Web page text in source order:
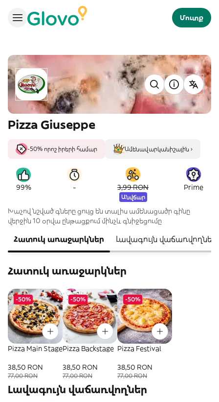
Մուտք
Pizza Giuseppe
-50% որոշ իրերի համար Ամենավարկանիշային ›
99% - 3,99 RON
Անվճար
Prime
Խաչով նշված գները ցույց են տալիս ամենացածր գինը
վերջին 10 օրվա ընթացքում մինչև գնիջեցումը
Հատուկ առաջարկներ Լավագույն վաճառվողներ
Հատուկ առաջարկներ
-50%
Pizza Main Stage
38,50 RON
77,00 RON
-50%
Pizza Backstage
38,50 RON
77,00 RON
-50%
Pizza Festival
38,50 RON
77,00 RON
Լավագույն վաճառվողներ